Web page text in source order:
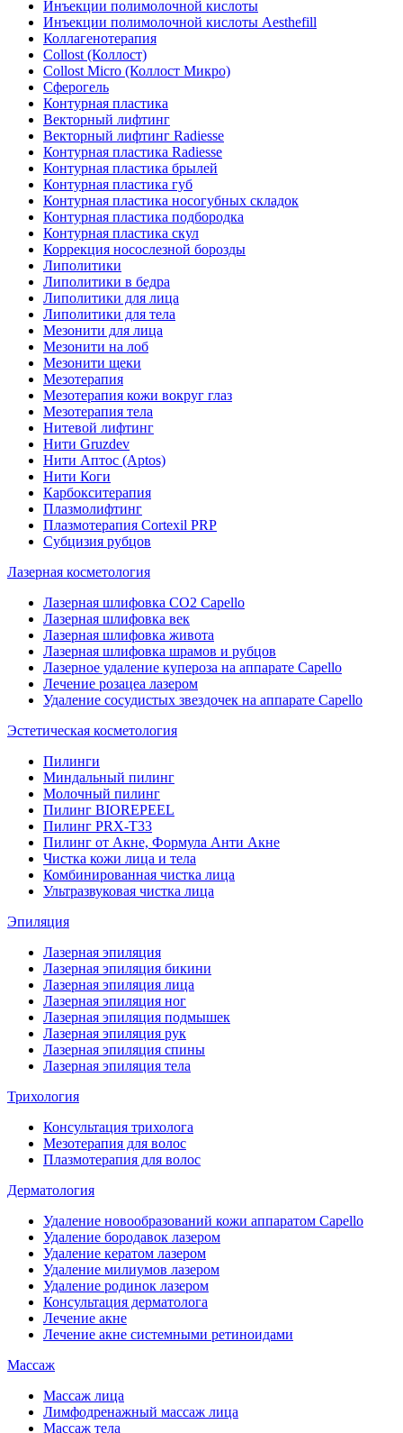
Инъекции полимолочной кислоты
Инъекции полимолочной кислоты Aesthefill
Коллагенотерапия
Collost (Коллост)
Collost Micro (Коллост Микро)
Сферогель
Контурная пластика
Векторный лифтинг
Векторный лифтинг Radiesse
Контурная пластика Radiesse
Контурная пластика брылей
Контурная пластика губ
Контурная пластика носогубных складок
Контурная пластика подбородка
Контурная пластика скул
Коррекция носослезной борозды
Липолитики
Липолитики в бедра
Липолитики для лица
Липолитики для тела
Мезонити для лица
Мезонити на лоб
Мезонити щеки
Мезотерапия
Мезотерапия кожи вокруг глаз
Мезотерапия тела
Нитевой лифтинг
Нити Gruzdev
Нити Аптос (Aptos)
Нити Коги
Карбокситерапия
Плазмолифтинг
Плазмотерапия Сortexil PRP
Субцизия рубцов
Лазерная косметология
Лазерная шлифовка CO2 Capello
Лазерная шлифовка век
Лазерная шлифовка живота
Лазерная шлифовка шрамов и рубцов
Лазерное удаление купероза на аппарате Capello
Лечение розацеа лазером
Удаление сосудистых звездочек на аппарате Capello
Эстетическая косметология
Пилинги
Миндальный пилинг
Молочный пилинг
Пилинг BIOREPEEL
Пилинг PRX-T33
Пилинг от Акне, Формула Анти Акне
Чистка кожи лица и тела
Комбинированная чистка лица
Ультразвуковая чистка лица
Эпиляция
Лазерная эпиляция
Лазерная эпиляция бикини
Лазерная эпиляция лица
Лазерная эпиляция ног
Лазерная эпиляция подмышек
Лазерная эпиляция рук
Лазерная эпиляция спины
Лазерная эпиляция тела
Трихология
Консультация трихолога
Мезотерапия для волос
Плазмотерапия для волос
Дерматология
Удаление новообразований кожи аппаратом Capello
Удаление бородавок лазером
Удаление кератом лазером
Удаление милиумов лазером
Удаление родинок лазером
Консультация дерматолога
Лечение акне
Лечение акне системными ретиноидами
Массаж
Массаж лица
Лимфодренажный массаж лица
Массаж тела